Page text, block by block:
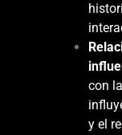
con
y el